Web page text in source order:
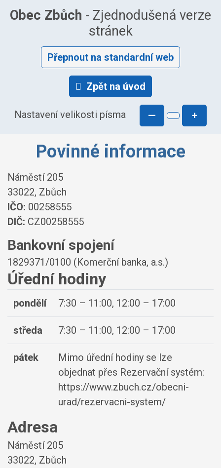
Obec Zbůch - Zjednodušená verze
stránek
Přepnout na standardní web
Zpět na úvod
Nastavení velikosti písma — +
Povinné informace
Náměstí 205
33022, Zbůch
IČO: 00258555
DIČ: CZ00258555
Bankovní spojení
1829371/0100 (Komerční banka, a.s.)
Úřední hodiny
pondělí 7:30 – 11:00, 12:00 – 17:00
středa 7:30 – 11:00, 12:00 – 17:00
pátek
Mimo úřední hodiny se lze
objednat přes Rezervační systém:
https://www.zbuch.cz/obecni-
urad/rezervacni-system/
Adresa
Náměstí 205
33022, Zbůch